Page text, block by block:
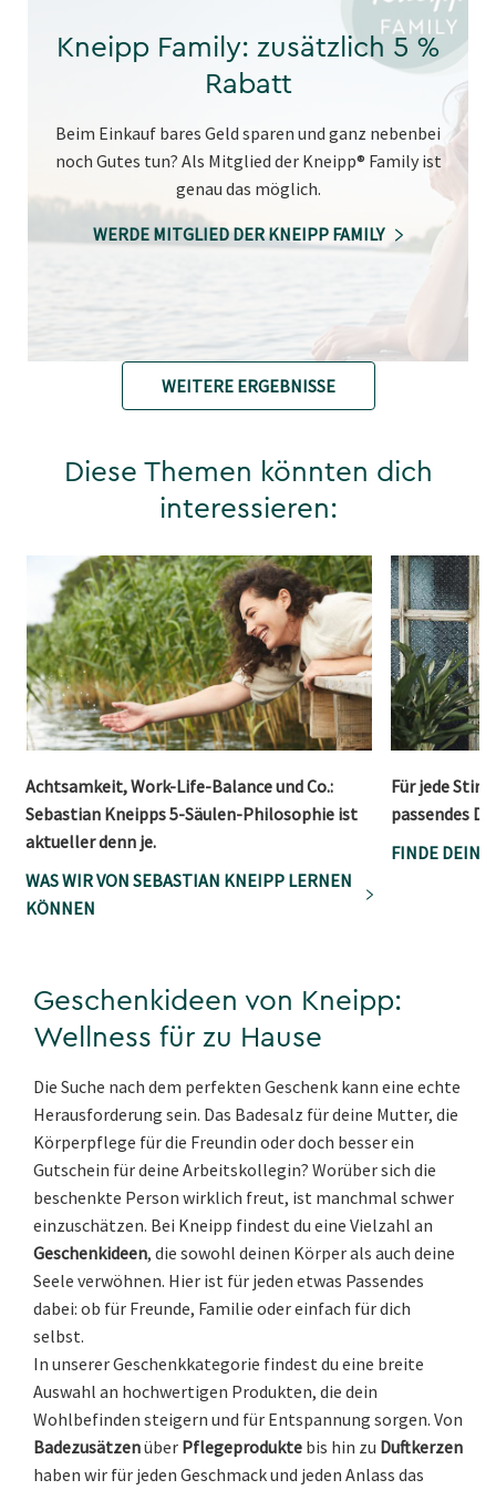
Kneipp Family: zusätzlich 5 %
Rabatt
Beim Einkauf bares Geld sparen und ganz nebenbei
noch Gutes tun? Als Mitglied der Kneipp® Family ist
genau das möglich.
WERDE MITGLIED DER KNEIPP FAMILY
WEITERE ERGEBNISSE
Diese Themen könnten dich
interessieren:
Achtsamkeit, Work-Life-Balance und Co.:
Sebastian Kneipps 5-Säulen-Philosophie ist
aktueller denn je.
WAS WIR VON SEBASTIAN KNEIPP LERNEN
KÖNNEN
Für jede
passendes
FINDE DEIN
Geschenkideen von Kneipp:
Wellness für zu Hause
Die Suche nach dem perfekten Geschenk kann eine echte
Herausforderung sein. Das Badesalz für deine Mutter, die
Körperpflege für die Freundin oder doch besser ein
Gutschein für deine Arbeitskollegin? Worüber sich die
beschenkte Person wirklich freut, ist manchmal schwer
einzuschätzen. Bei Kneipp findest du eine Vielzahl an
Geschenkideen, die sowohl deinen Körper als auch deine
Seele verwöhnen. Hier ist für jeden etwas Passendes
dabei: ob für Freunde, Familie oder einfach für dich
selbst.
In unserer Geschenkkategorie findest du eine breite
Auswahl an hochwertigen Produkten, die dein
Wohlbefinden steigern und für Entspannung sorgen. Von
Badezusätzenüber Pflegeprodukte bis hin zu Duftkerzen
haben wir für jeden Geschmack und jeden Anlass das